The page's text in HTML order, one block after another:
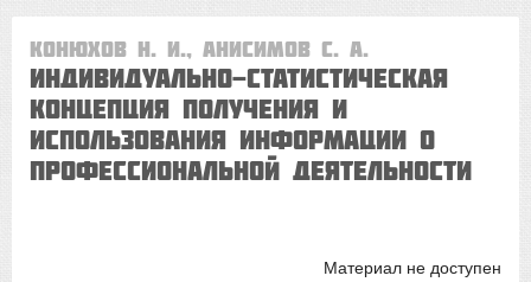
Конюхов Н. И., Анисимов С. А.
ИНДИВИДУАЛЬНО-СТАТИСТИЧЕСКАЯ
КОНЦЕПЦИЯ ПОЛУЧЕНИЯ И
ИСПОЛЬЗОВАНИЯ ИНФОРМАЦИИ О
ПРОФЕССИОНАЛЬНОЙ ДЕЯТЕЛЬНОСТИ
Материал не доступен